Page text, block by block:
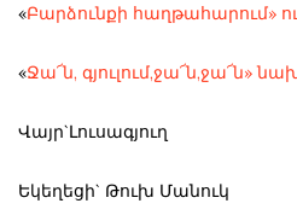
«Բարձունքի հաղթահարում»
«Ջա՜ն, գյուլում,ջա՜ն,ջա՜ն»
Վայր`Լուսագյուղ
Եկեղեցի` Թուխ Մանուկ